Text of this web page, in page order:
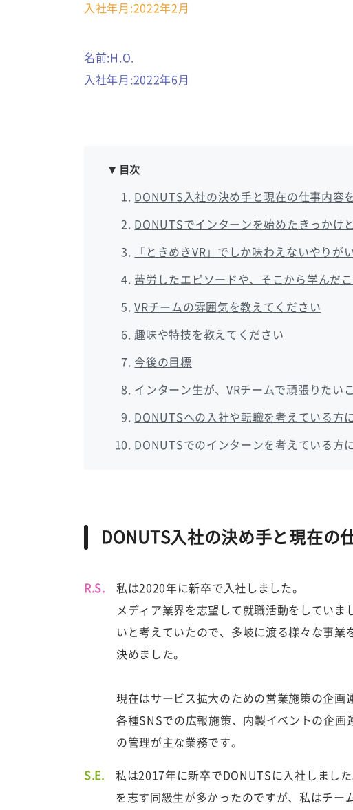
入社年月:2022年2月
名前:H.O.
入社年月:2022年6月
目次
DONUTS入社の決め手と現在の仕事内容
DONUTSでインターンを始めたきっかけ
「ときめきVR」でしか味わえないやりが
苦労したエピソードや、そこから学んだ
VRチームの雰囲気を教えてください
趣味や特技を教えてください
今後の目標
インターン生が、VRチームで頑張りたい
DONUTSへの入社や転職を考えている方
DONUTSでのインターンを考えている方
DONUTS入社の決め手と現在の
R.S.
私は2020年に新卒で入社しました。
メディア業界を志望して就職活動をしてい
いと考えていたので、多岐に渡る様々な事
決めました。
現在はサービス拡大のための営業施策の企画
各種SNSでの広報施策、内製イベントの企画
の管理が主な業務です。
S.E.
私は2017年に新卒でDONUTSに入社しまし
を志す同級生が多かったのですが、私はチー